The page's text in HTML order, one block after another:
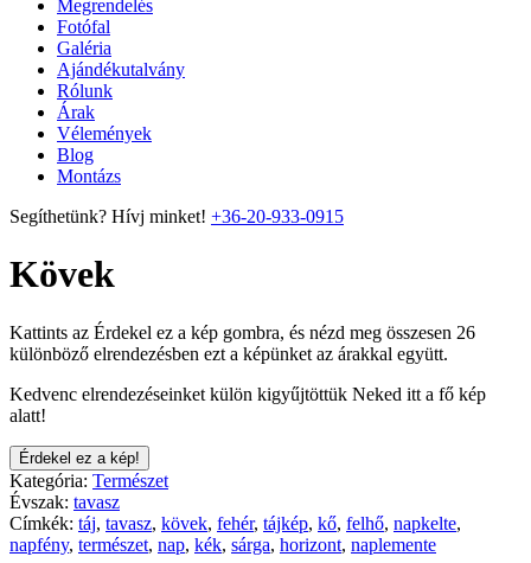
Megrendelés
Fotófal
Galéria
Ajándékutalvány
Rólunk
Árak
Vélemények
Blog
Montázs
Segíthetünk? Hívj minket! +36-20-933-0915
Kövek
Kattints az Érdekel ez a kép gombra, és nézd meg összesen 26
különböző elrendezésben ezt a képünket az árakkal együtt.
Kedvenc elrendezéseinket külön kigyűjtöttük Neked itt a fő kép
alatt!
Érdekel ez a kép!
Kategória: Természet
Évszak: tavasz
Címkék: táj, tavasz, kövek, fehér, tájkép, kő, felhő, napkelte,
napfény, természet, nap, kék, sárga, horizont, naplemente